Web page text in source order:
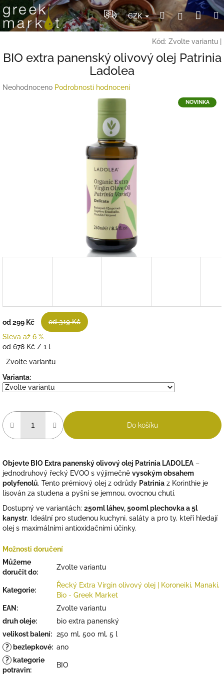
na
obsah
CZK HledatPřihlášení
Kód: Zvolte variantu
BIO extra panenský olivový olej Patrinia
Ladolea
Průměrné
Neohodnoceno Podrobnosti hodnocení
NOVINKA
od299 Kč
od 319 Kč
Sleva až 6 %
Měrná
od 678 Kč / 1 l
Zvolte variantu
Varianta:
Do košíku
Objevte BIO Extra panenský olivový olej Patrinia LADOLEA –
jednodruhový řecký EVOO s výjimečně vysokým obsahem
polyfenolů. Tento prémiový olej z odrůdy Patrinia z Korinthie je
lisován za studena a pyšní se jemnou, ovocnou chutí.
Dostupný ve variantách: 250ml láhev, 500ml plechovka a 5l
kanystr. Ideální pro studenou kuchyni, saláty a pro ty, kteří hledají
olej s maximálními antioxidačními účinky.
Možnosti doručení
Můžeme
doručit do:
Zvolte variantu
Kategorie:
Řecký Extra Virgin olivový olej | Koroneiki, Manaki,
Bio - Greek Market
EAN :
Zvolte variantu
druh oleje:
bio extra panenský
velikost balení: 250 ml, 500 ml, 5 l
?
bezlepkové: ano
?
kategorie
potravin:
BIO